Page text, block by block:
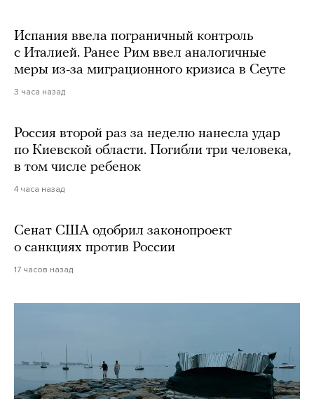
Испания ввела пограничный контроль
с Италией. Ранее Рим ввел аналогичные
меры из-за миграционного кризиса в Сеуте
3 часа назад
Россия второй раз за неделю нанесла удар
по Киевской области. Погибли три человека,
в том числе ребенок
4 часа назад
Сенат США одобрил законопроект
о санкциях против России
17 часов назад